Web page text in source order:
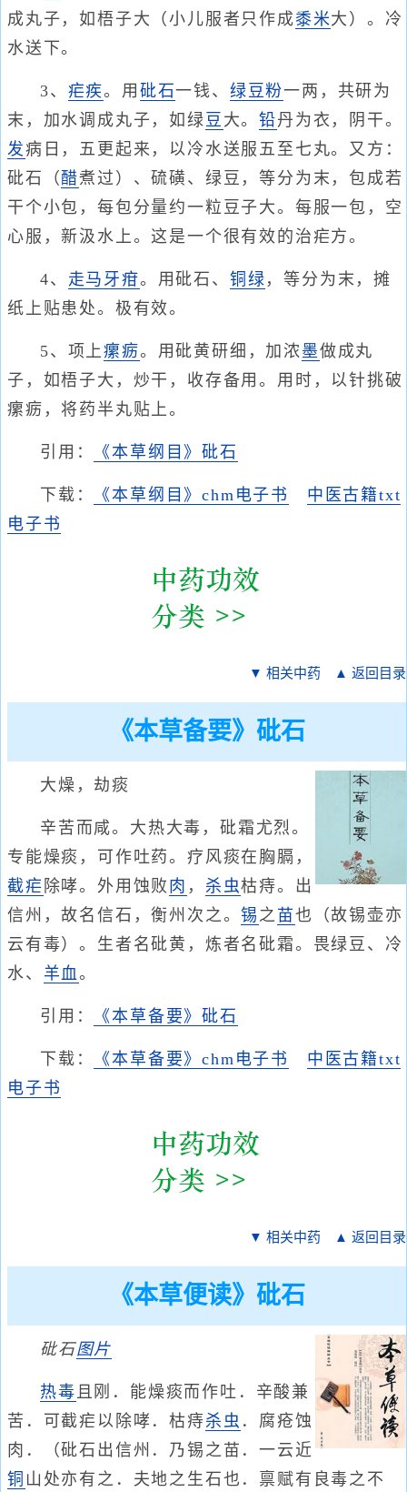
成丸子，如梧子大（小儿服者只作成黍米大）。冷
水送下。
3、 疟疾。用 砒石一钱、 绿豆粉一两，共研为
末，加水调成丸子，如绿豆 大。铅丹为衣，阴干。
发病日，五更起来，以冷水送服五至七丸。又方：
砒石（ 醋煮过）、硫磺、绿豆，等分为末，包成若
干个小包，每包分量约一粒豆子大。每服一包，空
心服，新汲水上。这是一个很有效的治疟方。
4、 走马牙疳。用砒石、 铜绿 ，等分为末，摊
纸上贴患处。极有效。
5、项上瘰疬。用砒黄研细，加浓墨做成丸
子，如梧子大，炒干，收存备用。用时，以针挑破
瘰疬，将药半丸贴上。
引用： 《本草纲目》砒石
下载： 《本草纲目》chm电子书
中医古籍txt
电子书
▼ 相关中药 ▲ 返回目录
《本草备要》砒石
大燥，劫痰
辛苦而咸。大热大毒，砒霜尤烈。
专能燥痰，可作吐药。疗风痰在胸膈，
截疟 除哮。外用蚀败 肉 ， 杀虫枯痔。出
信州，故名信石，衡州次之。锡 之苗也（故锡壶亦
云有毒）。生者名砒黄，炼者名砒霜。畏绿豆、冷
水、 羊血。
引用： 《本草备要》砒石
下载： 《本草备要》chm电子书
中医古籍txt
电子书
▼ 相关中药 ▲ 返回目录
《本草便读》砒石
砒石图片
热毒且刚．能燥痰而作吐．辛酸兼
苦．可截疟以除哮．枯痔杀虫 ．腐疮蚀
肉．（砒石出信州．乃锡之苗．一云近
铜 山处亦有之．夫地之生石也．禀赋有良毒之不